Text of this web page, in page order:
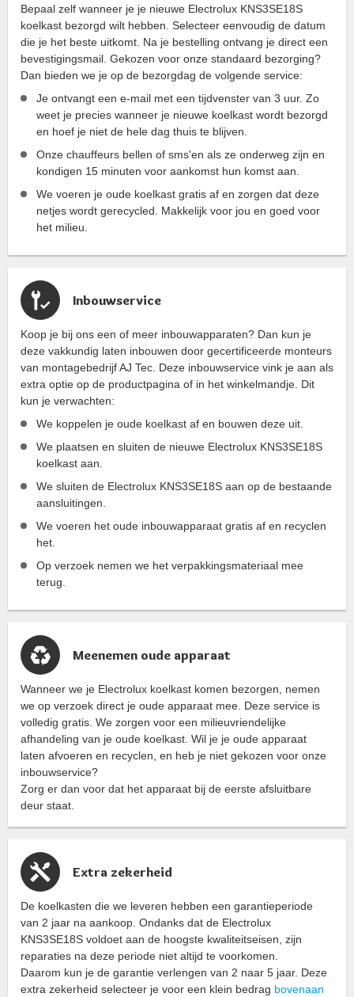
Bepaal zelf wanneer je je nieuwe Electrolux KNS3SE18S
koelkast bezorgd wilt hebben. Selecteer eenvoudig de datum
die je het beste uitkomt. Na je bestelling ontvang je direct een
bevestigingsmail. Gekozen voor onze standaard bezorging?
Dan bieden we je op de bezorgdag de volgende service:
Je ontvangt een e-mail met een tijdvenster van 3 uur. Zo
weet je precies wanneer je nieuwe koelkast wordt bezorgd
en hoef je niet de hele dag thuis te blijven.
Onze chauffeurs bellen of sms'en als ze onderweg zijn en
kondigen 15 minuten voor aankomst hun komst aan.
We voeren je oude koelkast gratis af en zorgen dat deze
netjes wordt gerecycled. Makkelijk voor jou en goed voor
het milieu.
Inbouwservice
Koop je bij ons een of meer inbouwapparaten? Dan kun je
deze vakkundig laten inbouwen door gecertificeerde monteurs
van montagebedrijf AJ Tec. Deze inbouwservice vink je aan als
extra optie op de productpagina of in het winkelmandje. Dit
kun je verwachten:
We koppelen je oude koelkast af en bouwen deze uit.
We plaatsen en sluiten de nieuwe Electrolux KNS3SE18S
koelkast aan.
We sluiten de Electrolux KNS3SE18S aan op de bestaande
aansluitingen.
We voeren het oude inbouwapparaat gratis af en recyclen
het.
Op verzoek nemen we het verpakkingsmateriaal mee
terug.
Meenemen oude apparaat
Wanneer we je Electrolux koelkast komen bezorgen, nemen
we op verzoek direct je oude apparaat mee. Deze service is
volledig gratis. We zorgen voor een milieuvriendelijke
afhandeling van je oude koelkast. Wil je je oude apparaat
laten afvoeren en recyclen, en heb je niet gekozen voor onze
inbouwservice?
Zorg er dan voor dat het apparaat bij de eerste afsluitbare
deur staat.
Extra zekerheid
De koelkasten die we leveren hebben een garantieperiode
van 2 jaar na aankoop. Ondanks dat de Electrolux
KNS3SE18S voldoet aan de hoogste kwaliteitseisen, zijn
reparaties na deze periode niet altijd te voorkomen.
Daarom kun je de garantie verlengen van 2 naar 5 jaar. Deze
extra zekerheid selecteer je voor een klein bedrag bovenaan